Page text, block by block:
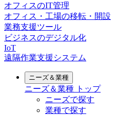
オフィスのIT管理
オフィス・工場の移転・開設
業務支援ツール
ビジネスのデジタル化
IoT
遠隔作業支援システム
ニーズ＆業種
ニーズ＆業種 トップ
ニーズで探す
業種で探す